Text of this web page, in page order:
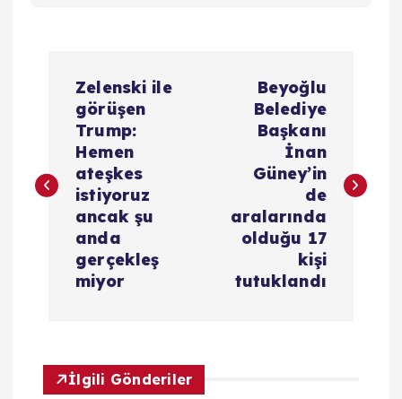
ı
Zelenski ile
görüşen
Trump:
Hemen
ateşkes
istiyoruz
ancak şu
anda
gerçekleş
miyor
Beyoğlu
Belediye
Başkanı
İnan
Güney’in
de
aralarında
olduğu 17
kişi
tutuklandı
İlgili Gönderiler